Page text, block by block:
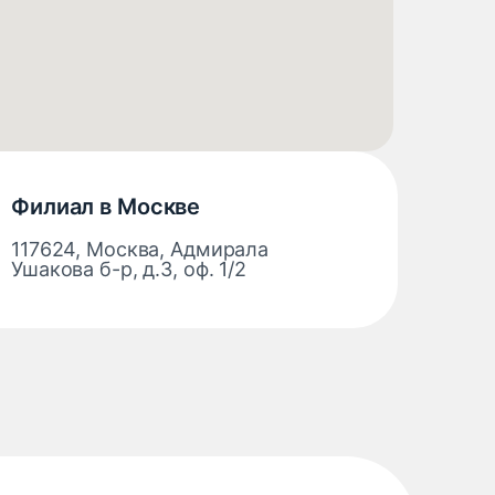
Филиал в Москве
117624, Москва, Адмирала
Ушакова б-р, д.3, оф. 1/2